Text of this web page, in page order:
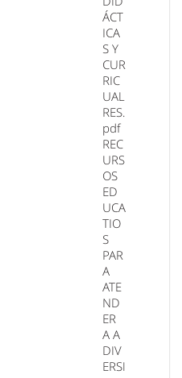
ÁCT
ICA
S Y
CUR
RIC
UAL
RES.
pdf
REC
URS
OS
ED
UCA
TIO
S
PAR
A
ATE
ND
ER
A A
DIV
ERSI